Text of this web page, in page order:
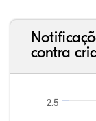
contra
2.5